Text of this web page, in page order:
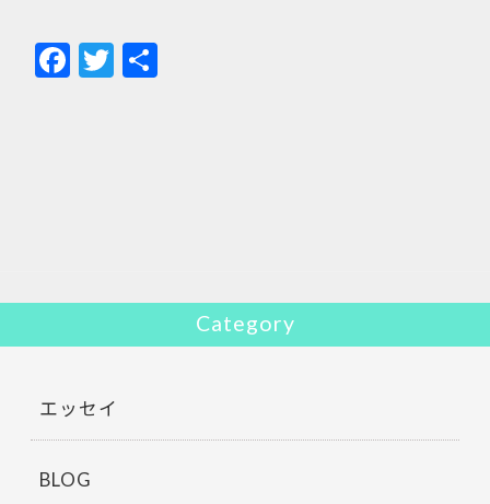
F
ac
T
w
Category
エッセイ
BLOG